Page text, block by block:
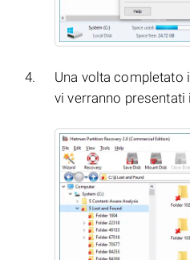
Una volta completato
vi verranno